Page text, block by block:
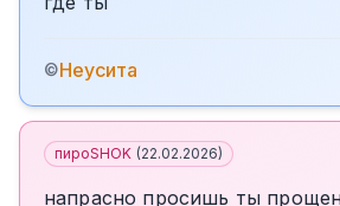
©Неусита
пироSHOK (22.02.2026)
напрасно просишь ты